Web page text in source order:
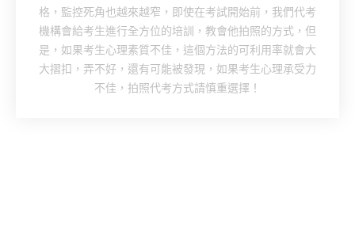
格，監控死角也越來越窄，即使在考試開始前，我們代考
機構會給考生進行全方位的培訓，教會他拍照的方式，但
是，如果考生心理素質不佳，這個方法的可利用率就會大
大摺扣，弄不好，還有可能被發現，如果考生心理承受力
不佳，拍照代考方式請慎重選擇！